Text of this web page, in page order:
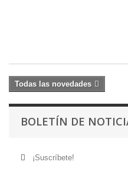
Todas las novedades
BOLETÍN DE
¡Suscríbete!